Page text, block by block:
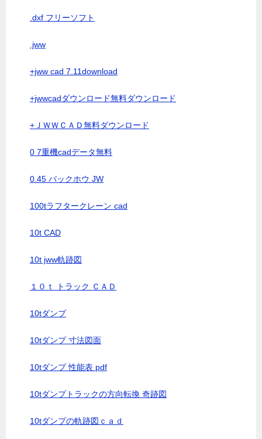
.dxf フリーソフト
.jww
+jww cad 7.11download
+jwwcadダウンロード無料ダウンロード
+ＪＷＷＣＡＤ無料ダウンロード
0 7重機cadデータ無料
0.45 バックホウ JW
100tラフタークレーン cad
10t CAD
10t jww軌跡図
１０ｔ トラック ＣＡＤ
10tダンプ
10tダンプ 寸法図面
10tダンプ 性能表 pdf
10tダンプトラックの方向転換 奇跡図
10tダンプの軌跡図ｃａｄ